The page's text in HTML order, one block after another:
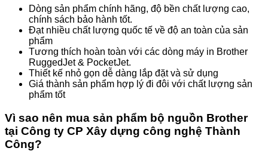
Dòng sản phẩm chính hãng, độ bền chất lượng cao,
chính sách bảo hành tốt.
Đạt nhiều chất lượng quốc tế về độ an toàn của sản
phẩm
Tương thích hoàn toàn với các dòng máy in Brother
RuggedJet & PocketJet.
Thiết kế nhỏ gọn dễ dàng lắp đặt và sử dụng
Giá thành sản phẩm hợp lý đi đôi với chất lượng sản
phẩm tốt
Vì sao nên mua sản phẩm bộ nguồn Brother
tại Công ty CP Xây dựng công nghệ Thành
Công?